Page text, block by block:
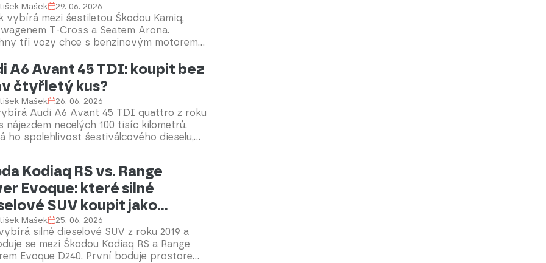
Mašek 29. 06. 2026
vybírá mezi šestiletou Škodou Kamiq,
T-Cross a Seatem Arona.
tři vozy chce s benzinovým motorem
kombinaci spolehlivosti, prostoru,
a provozních nákladů.
A6 Avant 45 TDI: koupit bez
čtyřletý kus?
Mašek 26. 06. 2026
Audi A6 Avant 45 TDI quattro z roku
nájezdem necelých 100 tisíc kilometrů.
ho spolehlivost šestiválcového dieselu,
Kodiaq RS vs. Range
Evoque: které silné
SUV koupit jako
Mašek 25. 06. 2026
silné dieselové SUV z roku 2019 a
se mezi Škodou Kodiaq RS a Range
Evoque D240. První boduje prostorem,